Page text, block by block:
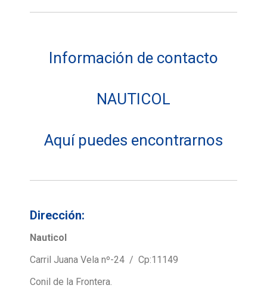
Información de contacto
NAUTICOL
Aquí puedes encontrarnos
Dirección:
Nauticol
Carril Juana Vela nº-24 / Cp:11149
Conil de la Frontera.